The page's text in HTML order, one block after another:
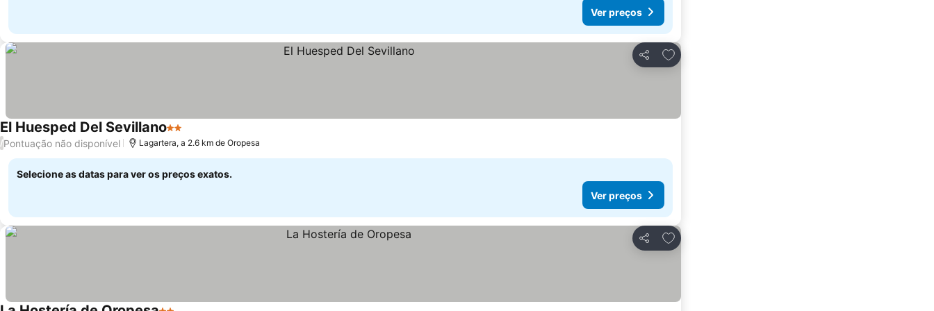
Ver preços
Partilhar
Adicionar aos favoritos
El Huesped Del Sevillano2 Estrelas
/Pontuação não disponível Lagartera, a 2.6 km de Oropesa
Selecione as datas para ver os preços exatos.
Ver preços
Partilhar
Adicionar aos favoritos